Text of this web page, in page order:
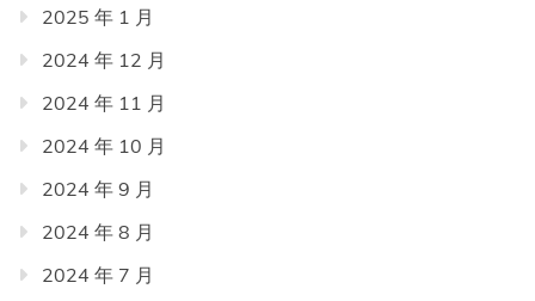
2025 年 1 月
2024 年 12 月
2024 年 11 月
2024 年 10 月
2024 年 9 月
2024 年 8 月
2024 年 7 月